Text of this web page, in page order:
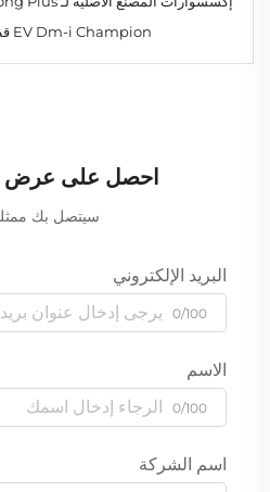
EV Dm-i Champion قطع هيكل سيارات
احصل على عرض
سيتصل بك
البريد الإلكتروني
0/100
الاسم
0/100
اسم الشركة